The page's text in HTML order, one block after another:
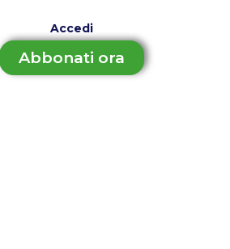
Accedi
Abbonati ora